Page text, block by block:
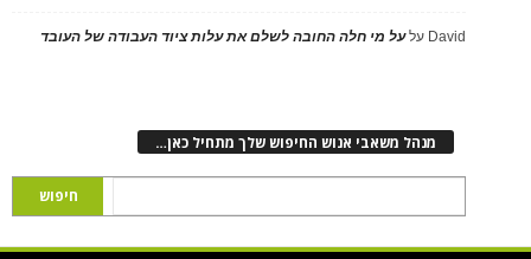
David עלעל מי חלה החובה לשלם את עלות ציוד העבודה של העובד
מנהל משאבי אנוש החיפוש שלך מתחיל כאן…